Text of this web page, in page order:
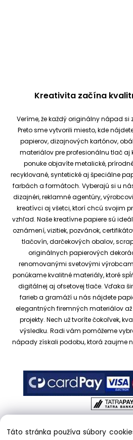
Kreativita začína
Veríme, že každý originálny nápad si
Preto sme vytvorili miesto, kde
papierov, dizajnových kartónov,
materiálov pre profesionálnu tlač aj
ponuke objavíte metalické,
recyklované, syntetické aj špeciálne
farbách a formátoch. Vyberajú si u
dizajnéri, reklamné agentúry,
kreatívci aj všetci, ktorí chcú svojim
vzhľad. Naše kreatívne papiere sú
oznámení, vizitiek, pozvánok,
tlačovín, darčekových obalov,
originálnych papierových
renomovanými svetovými
ponúkame kvalitné materiály, ktoré
digitálnej aj ofsetovej tlače. Vďaka
farieb a gramáží u nás nájdete
elegantných firemných materiálov
projekty. Nech už tvoríte čokoľvek,
výsledku. Radi vám pomôžeme
nápady získali podobu, ktorá zaujme
Táto stránka používa súbory